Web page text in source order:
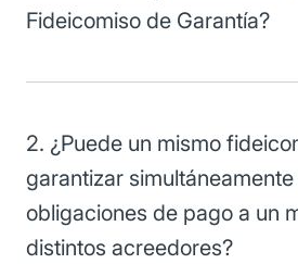
Fideicomiso de Garantía?
2. ¿Puede un mismo
garantizar
obligaciones de pago a un
distintos acreedores?